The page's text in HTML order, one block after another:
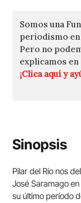
Somos una
periodismo
Pero no
explicamos en
¡Clica aquí y
Sinopsis
Pilar del Río nos
José Saramago
su último período